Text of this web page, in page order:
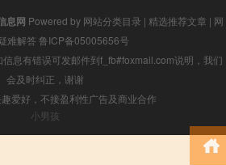
息网 Powered by 网站分类目录 | 精选推荐文章 | 网
难解答 鲁ICP备05005656号
息有错误可发邮件到f_fb#foxmail.com说明，我们
会及时纠正，谢谢
爱好，不接盈利性广告及商业合作
小男孩